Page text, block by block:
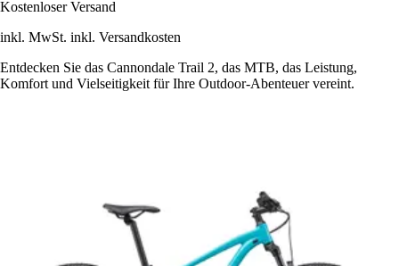
Kostenloser Versand
inkl. MwSt. inkl. Versandkosten
Entdecken Sie das Cannondale Trail 2, das MTB, das Leistung,
Komfort und Vielseitigkeit für Ihre Outdoor-Abenteuer vereint.